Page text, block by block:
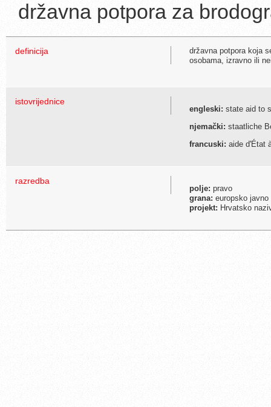
državna potpora za
definicija
državna potpora koja
osobama, izravno ili
istovrijednice
engleski: state aid to
njemački: staatliche
francuski: aide d'État
razredba
polje: pravo
grana: europsko javno
projekt: Hrvatsko